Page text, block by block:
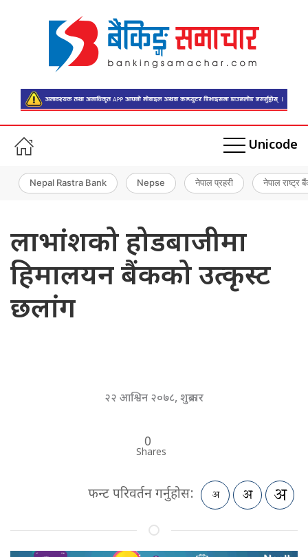
Unicode
Nepal Rastra Bank Nepse नेपाल प्रहरी नेपाल राष्ट्र
लाभांशको होडबाजीमा
हिमालयन बैंकको उत्कृस्ट
छलांग
२२ आश्विन २०७८, शुक्रबार
0
Shares
फन्ट परिवर्तन गर्नुहोस: